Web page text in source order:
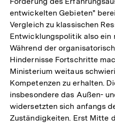
entwickelten Gebieten"
Vergleich zu klassischen
Entwicklungspolitik also ein
Während der
Hindernisse Fortschritte
Ministerium weitaus
Kompetenzen zu erhalten.
insbesondere das Außen-
widersetzten sich anfangs
Zuständigkeiten. Erst Mitte